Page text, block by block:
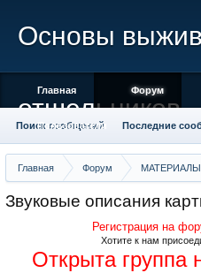
Главная Форум МАТЕРИАЛЫ
Звуковые описания
Регистрация на
Хотите к нам
Открыта группа
Основы
отшельников
Главная Форум
Поиск сообщений Последние
Пользователи